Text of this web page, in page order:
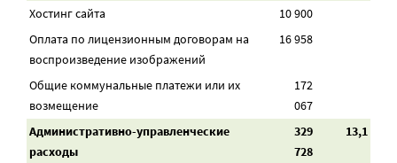
Хостинг сайта
10 900
Оплата по лицензионным договорам на
воспроизведение изображений
16 958
Общие коммунальные платежи или их
возмещение
172
067
Административно-управленческие
расходы
329
728
13,1